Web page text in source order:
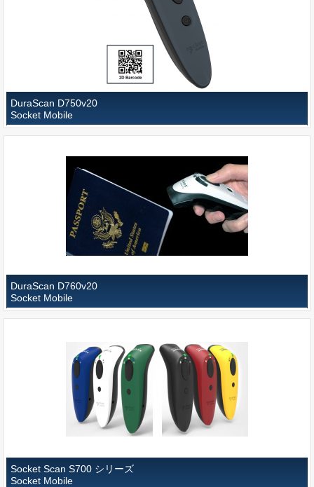
DuraScan D750v20
Socket Mobile
DuraScan D760v20
Socket Mobile
Socket Scan S700 シリーズ
Socket Mobile